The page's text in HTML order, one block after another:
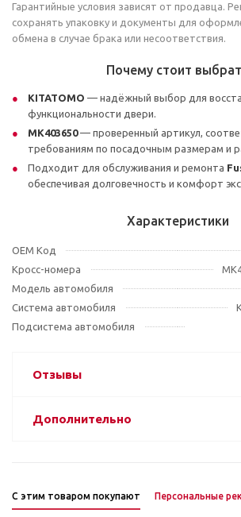
Гарантийные условия зависят от продавца.
сохранять упаковку и документы для
обмена в случае брака или несоответствия.
Почему стоит
KITATOMO — надёжный выбор для
функциональности двери.
MK403650— проверенный артикул,
требованиям по посадочным размерам и
Подходит для обслуживания и ремонта
обеспечивая долговечность и комфорт
Характеристики
OEM Код
Кросс-номера
Модель автомобиля
Система автомобиля
Подсистема автомобиля
Отзывы
Дополнительно
С этим товаром покупают Персональные